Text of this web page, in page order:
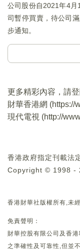
公司股份自2021年4
司暫停買賣，待公司
步通知。
更多精彩內容，請
財華香港網 (https://
現代電視 (http://
香港政府指定刊載法
Copyright © 1998 -
香港財華社版權所有,未
免責聲明：
財華控股有限公司及香
之準確性及可靠性,但並